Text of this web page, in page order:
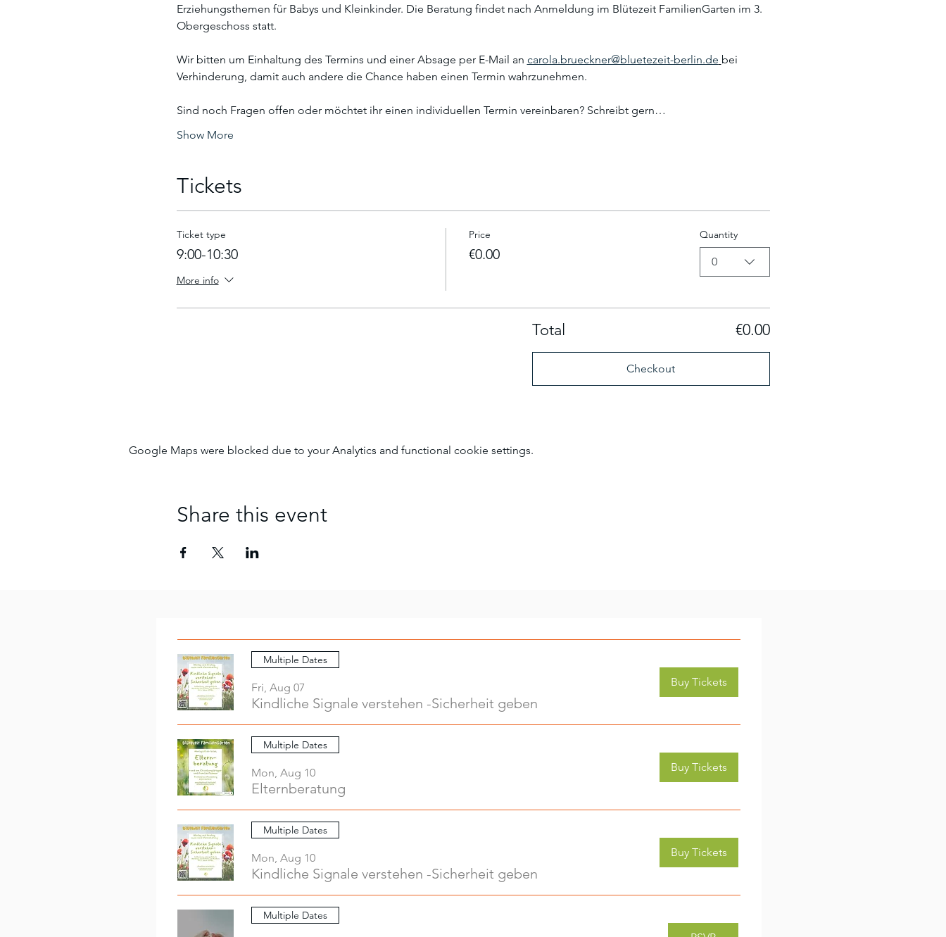
Erziehungsthemen für Babys und Kleinkinder. Die Beratung findet nach Anmeldung im Blütezeit FamilienGarten im 3.
Obergeschoss statt.
Wir bitten um Einhaltung des Termins und einer Absage per E-Mail an carola.brueckner@bluetezeit-berlin.de bei
Verhinderung, damit auch andere die Chance haben einen Termin wahrzunehmen.
Sind noch Fragen offen oder möchtet ihr einen individuellen Termin vereinbaren? Schreibt gern…
Show More
Tickets
Ticket type
9:00-10:30
More info
Price
€0.00
Quantity
0
Total €0.00
Checkout
Google Maps were blocked due to your Analytics and functional cookie settings.
Share this event
Multiple Dates
Fri, Aug 07
Kindliche Signale verstehen -Sicherheit geben
Buy Tickets
Multiple Dates
Mon, Aug 10
Elternberatung
Buy Tickets
Multiple Dates
Mon, Aug 10
Kindliche Signale verstehen -Sicherheit geben
Buy Tickets
Multiple Dates